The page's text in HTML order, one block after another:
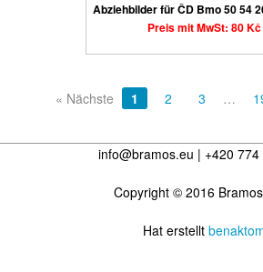
Abziehbilder für ČD Bmo 50 54
Preis mit MwSt: 80 Kč
« Nächste 1 2 3 …
info@bramos.eu | +420 774
Copyright © 2016
Hat erstellt